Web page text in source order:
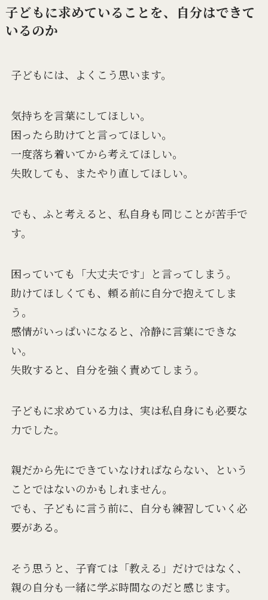
子どもに求めていることを、自分はできて
いるのか
子どもには、よくこう思います。
気持ちを言葉にしてほしい。
困ったら助けてと言ってほしい。
一度落ち着いてから考えてほしい。
失敗しても、またやり直してほしい。
でも、ふと考えると、私自身も同じことが苦手で
す。
困っていても「大丈夫です」と言ってしまう。
助けてほしくても、頼る前に自分で抱えてしま
う。
感情がいっぱいになると、冷静に言葉にできな
い。
失敗すると、自分を強く責めてしまう。
子どもに求めている力は、実は私自身にも必要な
力でした。
親だから先にできていなければならない、という
ことではないのかもしれません。
でも、子どもに言う前に、自分も練習していく必
要がある。
そう思うと、子育ては「教える」だけではなく、
親の自分も一緒に学ぶ時間なのだと感じます。